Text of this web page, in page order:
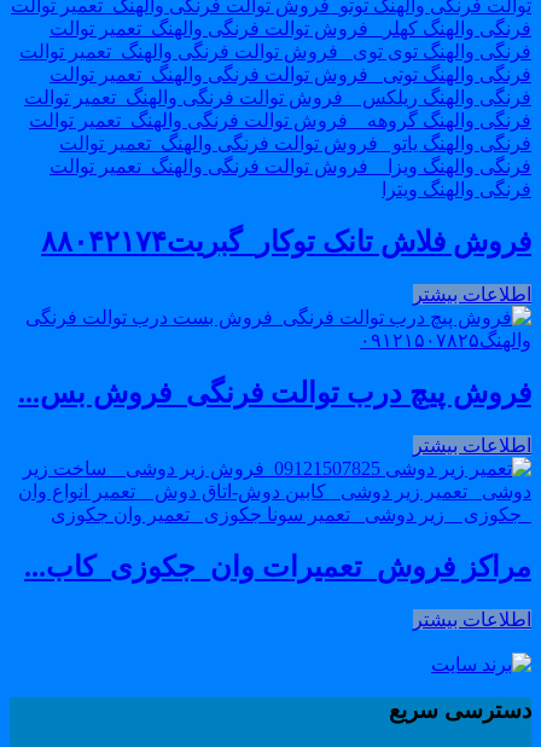
فلاش تانک توکار_گبریت۸۸۰۴۲۱۷۴
بیشتر
پیچ درب توالت فرنگی_فروش بس...
بیشتر
فروش_تعمیرات وان_جکوزی_کاب...
بیشتر
سریع